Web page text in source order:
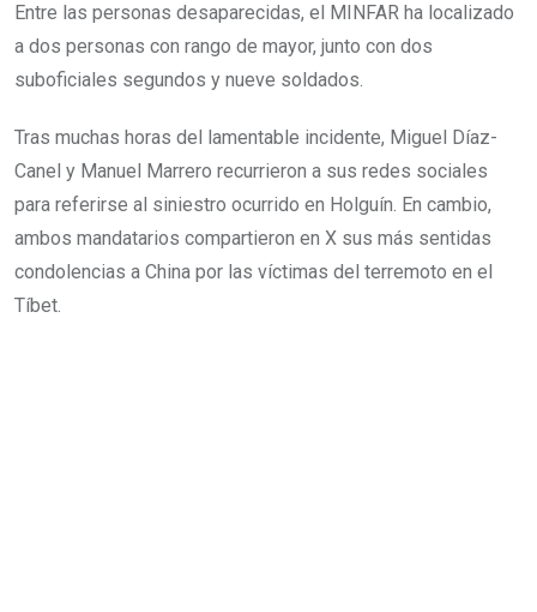
Entre las personas desaparecidas, el MINFAR ha localizado
a dos personas con rango de mayor, junto con dos
suboficiales segundos y nueve soldados.
Tras muchas horas del lamentable incidente, Miguel Díaz-
Canel y Manuel Marrero recurrieron a sus redes sociales
para referirse al siniestro ocurrido en Holguín. En cambio,
ambos mandatarios compartieron en X sus más sentidas
condolencias a China por las víctimas del terremoto en el
Tíbet.